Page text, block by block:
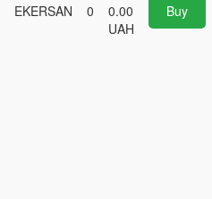
EKERSAN 0
0.00
UAH
Buy